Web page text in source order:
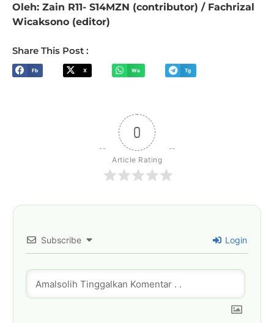
Oleh: Zain R11- S14MZN (contributor) / Fachrizal
Wicaksono (editor)
Share This Post :
Fb X Wa Tg
0
Article Rating
Subscribe Login